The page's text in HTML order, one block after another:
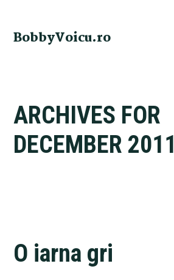
primary
main
primary
footer
BobbyVoicu.ro
ARCHIVES FOR
DECEMBER 2011
O iarna gri